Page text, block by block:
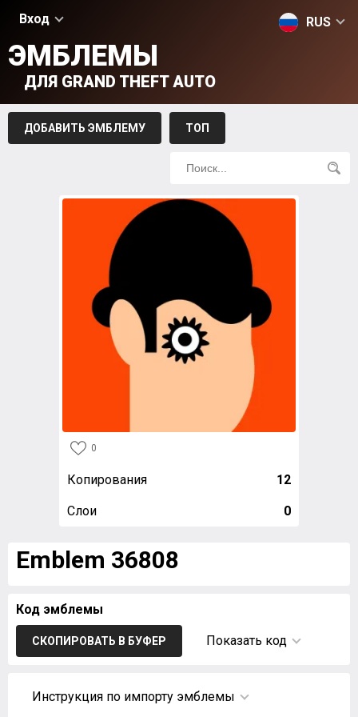
Вход RUS
ЭМБЛЕМЫ
ДЛЯ GRAND THEFT AUTO
ДОБАВИТЬ ЭМБЛЕМУ ТОП
0
Копирования 12
Слои 0
Emblem 36808
Код эмблемы
СКОПИРОВАТЬ В БУФЕР Показать код
Инструкция по импорту эмблемы